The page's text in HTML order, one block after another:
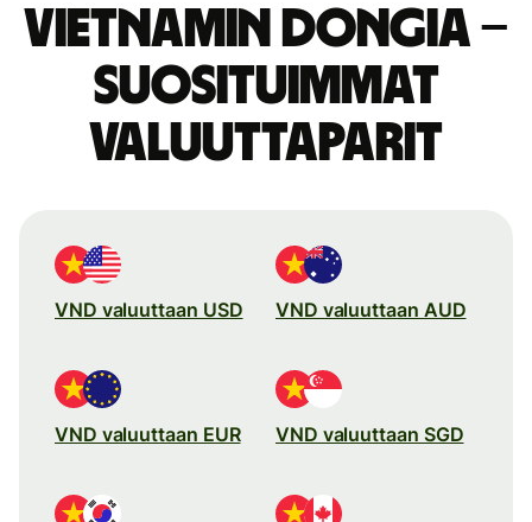
Vietnamin dongia –
suosituimmat
valuuttaparit
VND valuuttaan USD VND valuuttaan AUD
VND valuuttaan EUR VND valuuttaan SGD